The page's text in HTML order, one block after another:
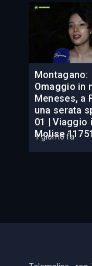
Montagano:
Omaggio in
Meneses, a
una serata
01 | Viaggio
Molise 11751
1 giorno fa